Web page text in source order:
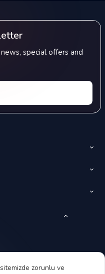
sitemizde zorunlu ve
special offers and